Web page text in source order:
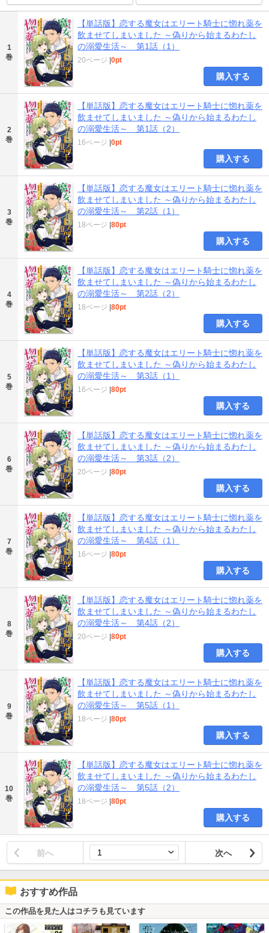
1
巻
【単話版】恋する魔女はエリート騎士に惚れ薬を
飲ませてしまいました ～偽りから始まるわたし
の溺愛生活～ 第1話（1）
20ページ |0pt
購入する
2
巻
【単話版】恋する魔女はエリート騎士に惚れ薬を
飲ませてしまいました ～偽りから始まるわたし
の溺愛生活～ 第1話（2）
16ページ |0pt
購入する
3
巻
【単話版】恋する魔女はエリート騎士に惚れ薬を
飲ませてしまいました ～偽りから始まるわたし
の溺愛生活～ 第2話（1）
18ページ |80pt
購入する
4
巻
【単話版】恋する魔女はエリート騎士に惚れ薬を
飲ませてしまいました ～偽りから始まるわたし
の溺愛生活～ 第2話（2）
18ページ |80pt
購入する
5
巻
【単話版】恋する魔女はエリート騎士に惚れ薬を
飲ませてしまいました ～偽りから始まるわたし
の溺愛生活～ 第3話（1）
16ページ |80pt
購入する
6
巻
【単話版】恋する魔女はエリート騎士に惚れ薬を
飲ませてしまいました ～偽りから始まるわたし
の溺愛生活～ 第3話（2）
20ページ |80pt
購入する
7
巻
【単話版】恋する魔女はエリート騎士に惚れ薬を
飲ませてしまいました ～偽りから始まるわたし
の溺愛生活～ 第4話（1）
16ページ |80pt
購入する
8
巻
【単話版】恋する魔女はエリート騎士に惚れ薬を
飲ませてしまいました ～偽りから始まるわたし
の溺愛生活～ 第4話（2）
20ページ |80pt
購入する
9
巻
【単話版】恋する魔女はエリート騎士に惚れ薬を
飲ませてしまいました ～偽りから始まるわたし
の溺愛生活～ 第5話（1）
18ページ |80pt
購入する
10
巻
【単話版】恋する魔女はエリート騎士に惚れ薬を
飲ませてしまいました ～偽りから始まるわたし
の溺愛生活～ 第5話（2）
18ページ |80pt
購入する
前へ 次へ
おすすめ作品
この作品を見た人はコチラも見ています